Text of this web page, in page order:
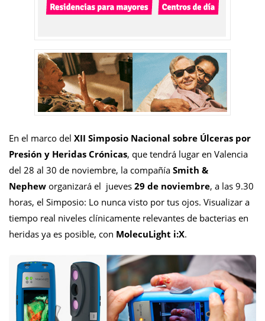
En el marco del XII Simposio Nacional sobre Úlceras por
Presión y Heridas Crónicas, que tendrá lugar en Valencia
del 28 al 30 de noviembre, la compañía Smith &
Nephew organizará el jueves 29 de noviembre, a las 9.30
horas, el Simposio: Lo nunca visto por tus ojos. Visualizar a
tiempo real niveles clínicamente relevantes de bacterias en
heridas ya es posible, con MolecuLight i:X.